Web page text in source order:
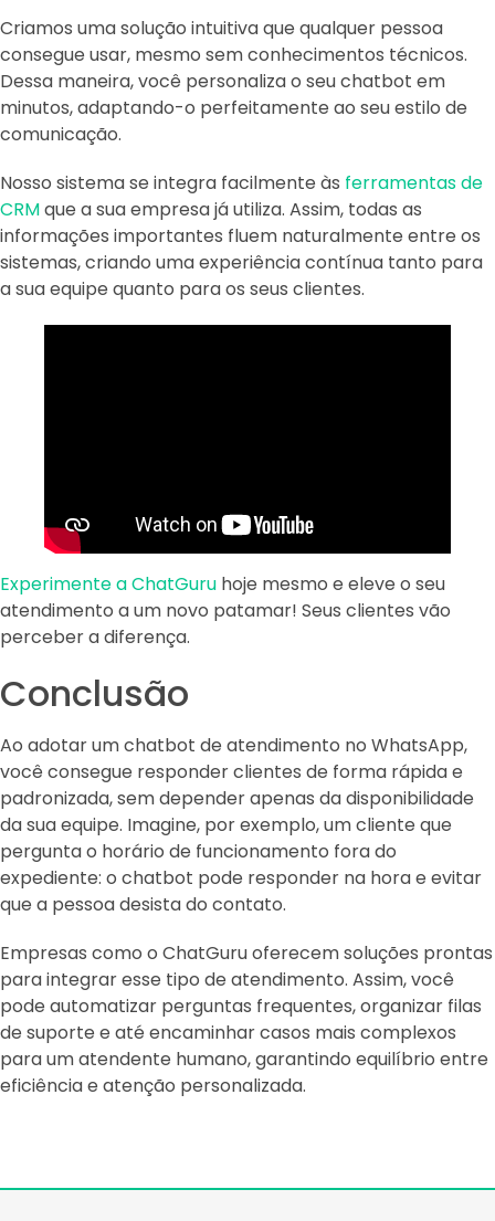
Criamos uma solução intuitiva que qualquer pessoa
consegue usar, mesmo sem conhecimentos técnicos.
Dessa maneira, você personaliza o seu chatbot em
minutos, adaptando-o perfeitamente ao seu estilo de
comunicação.
Nosso sistema se integra facilmente às ferramentas de
CRMque a sua empresa já utiliza. Assim, todas as
informações importantes fluem naturalmente entre os
sistemas, criando uma experiência contínua tanto para
a sua equipe quanto para os seus clientes.
Experimente a ChatGuru hoje mesmo e eleve o seu
atendimento a um novo patamar! Seus clientes vão
perceber a diferença.
Conclusão
Ao adotar um chatbot de atendimento no WhatsApp,
você consegue responder clientes de forma rápida e
padronizada, sem depender apenas da disponibilidade
da sua equipe. Imagine, por exemplo, um cliente que
pergunta o horário de funcionamento fora do
expediente: o chatbot pode responder na hora e evitar
que a pessoa desista do contato.
Empresas como o ChatGuru oferecem soluções prontas
para integrar esse tipo de atendimento. Assim, você
pode automatizar perguntas frequentes, organizar filas
de suporte e até encaminhar casos mais complexos
para um atendente humano, garantindo equilíbrio entre
eficiência e atenção personalizada.